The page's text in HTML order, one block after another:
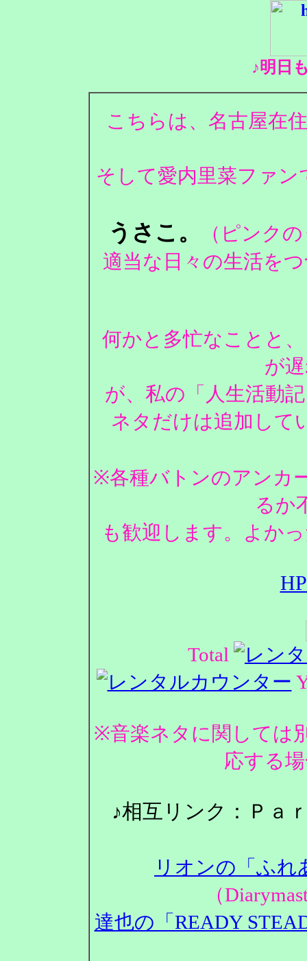
♪明日
こちらは、名古屋在
そして愛内里菜ファン
うさこ。
（ピンク
適当な日々の生活を
何かと多忙なことと
が
が、私の「人生活動
ネタだけは追加して
※各種バトンのアンカ
るか
も歓迎します。よか
Total
※音楽ネタに関しては
応する
♪相互リンク：Ｐａ
リオンの「ふ
（
達也の「READY